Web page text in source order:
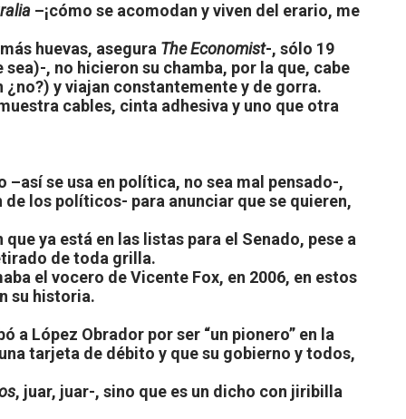
–¡cómo se acomodan y viven del erario, me
huevas, asegura The Economist-, sólo 19
sea)-, no hicieron su chamba, por la que, cabe
y viajan constantemente y de gorra.
cables, cinta adhesiva y uno que otra
se usa en política, no sea mal pensado-,
los políticos- para anunciar que se quieren,
ya está en las listas para el Senado, pese a
de toda grilla.
el vocero de Vicente Fox, en 2006, en estos
su historia.
a López Obrador por ser “un pionero” en la
tarjeta de débito y que su gobierno y todos,
, juar, juar-, sino que es un dicho con jiribilla